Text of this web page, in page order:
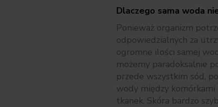
Dlaczego sama woda
Ponieważ organizm
odpowiedzialnych za
ogromne ilości samej
możemy paradoksalnie
przede wszystkim sód,
wody między
tkanek. Skóra bardzo